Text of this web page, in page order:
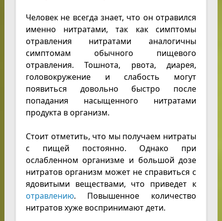
Человек не всегда знает, что он отравился
именно нитратами, так как симптомы
отравления нитратами аналогичны
симптомам обычного пищевого
отравления. Тошнота, рвота, диарея,
головокружение и слабость могут
появиться довольно быстро после
попадания насыщенного нитратами
продукта в организм.
Стоит отметить, что мы получаем нитраты
с пищей постоянно. Однако при
ослабленном организме и большой дозе
нитратов организм может не справиться с
ядовитыми веществами, что приведет к
отравлению. Повышенное количество
нитратов хуже воспринимают дети.